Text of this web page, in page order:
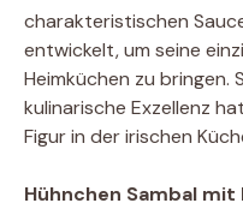
charakteristischen
entwickelt, um seine
Heimküchen zu bringen.
kulinarische Exzellenz
Figur in der irischen
Hühnchen Sambal mit